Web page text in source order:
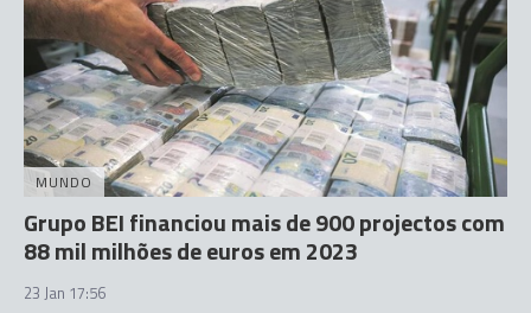
MUNDO
Grupo BEI financiou mais de 900 projectos com
88 mil milhões de euros em 2023
23 Jan 17:56